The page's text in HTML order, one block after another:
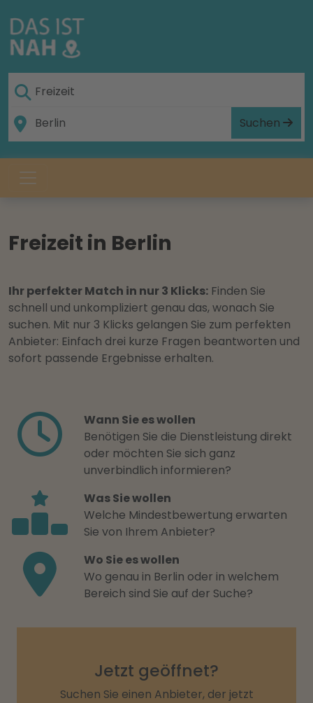
Suchen
Freizeit in Berlin
Ihr perfekter Match in nur 3 Klicks: Finden Sie
schnell und unkompliziert genau das, wonach Sie
suchen. Mit nur 3 Klicks gelangen Sie zum perfekten
Anbieter: Einfach drei kurze Fragen beantworten und
sofort passende Ergebnisse erhalten.
Wann Sie es wollen
Benötigen Sie die Dienstleistung direkt
oder möchten Sie sich ganz
unverbindlich informieren?
Was Sie wollen
Welche Mindestbewertung erwarten
Sie von Ihrem Anbieter?
Wo Sie es wollen
Wo genau in Berlin oder in welchem
Bereich sind Sie auf der Suche?
Jetzt geöffnet?
Suchen Sie einen Anbieter, der jetzt